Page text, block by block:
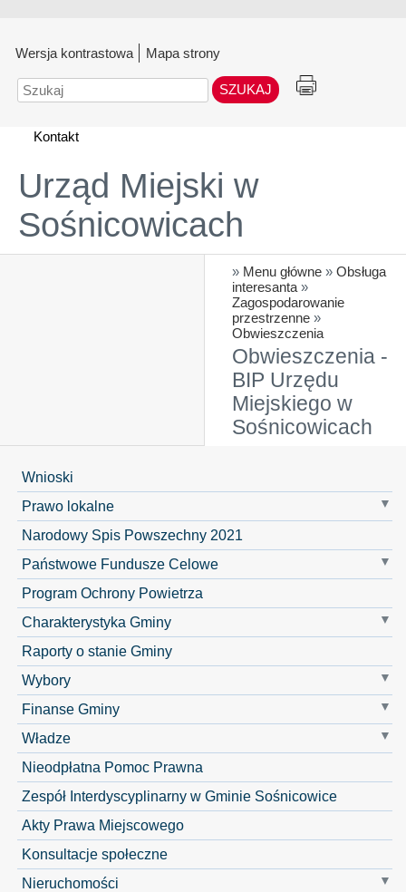
Wersja kontrastowa Mapa strony
Szukaj
Kontakt
Urząd Miejski w
Sośnicowicach
» Menu główne » Obsługa
interesanta »
Zagospodarowanie
przestrzenne »
Obwieszczenia
Obwieszczenia -
BIP Urzędu
Miejskiego w
Sośnicowicach
Wnioski
Prawo lokalne
Narodowy Spis Powszechny 2021
Państwowe Fundusze Celowe
Program Ochrony Powietrza
Charakterystyka Gminy
Raporty o stanie Gminy
Wybory
Finanse Gminy
Władze
Nieodpłatna Pomoc Prawna
Zespół Interdyscyplinarny w Gminie Sośnicowice
Akty Prawa Miejscowego
Konsultacje społeczne
Nieruchomości